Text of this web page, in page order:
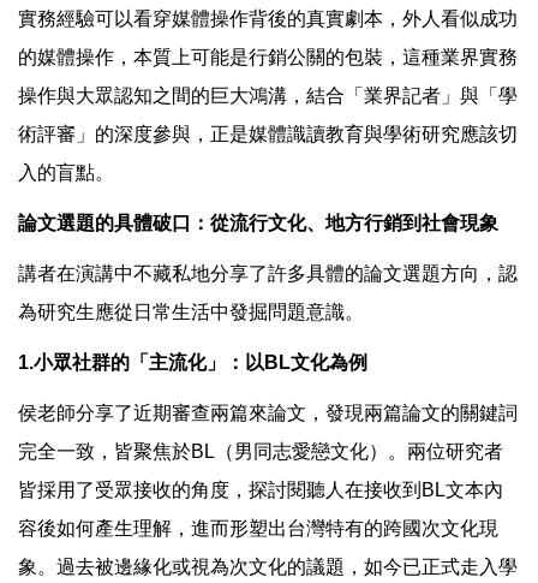
實務經驗可以看穿媒體操作背後的真實劇本，外人看似成功
的媒體操作，本質上可能是行銷公關的包裝，這種業界實務
操作與大眾認知之間的巨大鴻溝，結合「業界記者」與「學
術評審」的深度參與，正是媒體識讀教育與學術研究應該切
入的盲點。
論文選題的具體破口：從流行文化、地方行銷到社會現象
講者在演講中不藏私地分享了許多具體的論文選題方向，認
為研究生應從日常生活中發掘問題意識。
1.小眾社群的「主流化」：以BL文化為例
侯老師分享了近期審查兩篇來論文，發現兩篇論文的關鍵詞
完全一致，皆聚焦於BL（男同志愛戀文化）。兩位研究者
皆採用了受眾接收的角度，探討閱聽人在接收到BL文本內
容後如何產生理解，進而形塑出台灣特有的跨國次文化現
象。過去被邊緣化或視為次文化的議題，如今已正式走入學